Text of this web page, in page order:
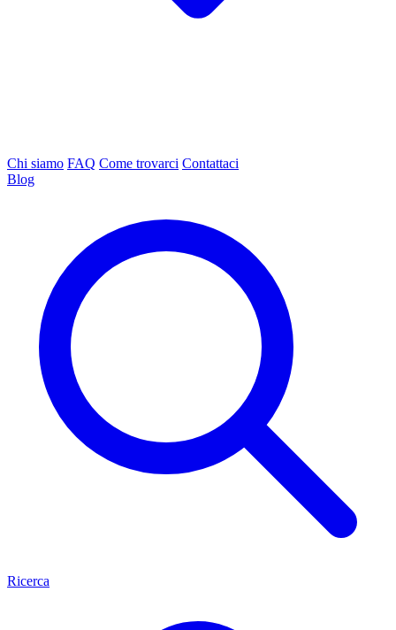
Chi siamo FAQ Come trovarci Contattaci
Blog
Ricerca